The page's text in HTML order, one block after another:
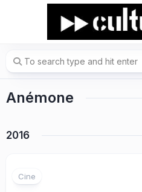
Anémone
2016
Cine